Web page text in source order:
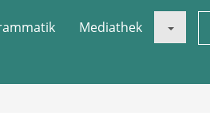
Mediathek